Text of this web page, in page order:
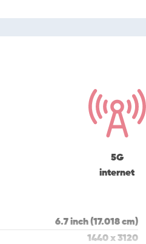
5G
internet
6.7 inch (17.018 cm)
1440 x 3120